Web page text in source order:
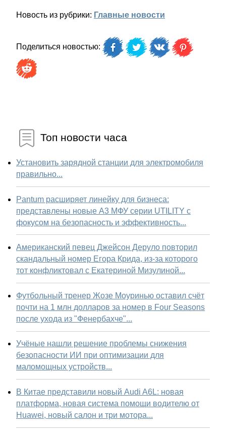
Новость из рубрики: Главные новости
Поделиться новостью:
Топ новости часа
Установить зарядной станции для электромобиля
правильно...
Pantum расширяет линейку для бизнеса:
представлены новые А3 МФУ серии UTILITY с
фокусом на безопасность и эффективность...
Американский певец Джейсон Деруло повторил
скандальный номер Егора Крида, из-за которого
тот конфликтовал с Екатериной Мизулиной...
Футбольный тренер Жозе Моуринью оставил счёт
почти на 1 млн долларов за номер в Four Seasons
после ухода из "Фенербахче"...
Учёные нашли решение проблемы снижения
безопасности ИИ при оптимизации для
маломощных устройств...
В Китае представили новый Audi A6L: новая
платформа, новая система помощи водителю от
Huawei, новый салон и три мотора...